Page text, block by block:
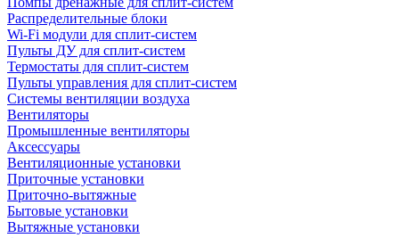
Распределительные блоки
Wi-Fi модули для сплит-систем
Пульты ДУ для сплит-систем
Термостаты для сплит-систем
Пульты управления для сплит-систем
Системы вентиляции воздуха
Вентиляторы
Промышленные вентиляторы
Аксессуары
Вентиляционные установки
Приточные установки
Приточно-вытяжные
Бытовые установки
Вытяжные установки